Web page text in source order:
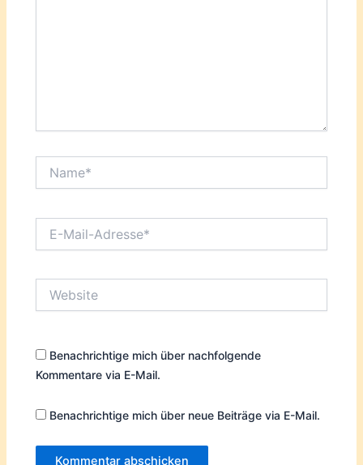
Mail-
Benachrichtige mich über nachfolgende
Kommentare via E-Mail.
Benachrichtige mich über neue Beiträge via E-Mail.